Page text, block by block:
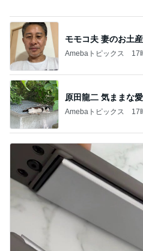
原田龍二 気ままな
Amebaトピックス 17
毎日のヘアセットでサロン級艶髪
Amebaトピックス 12時間前